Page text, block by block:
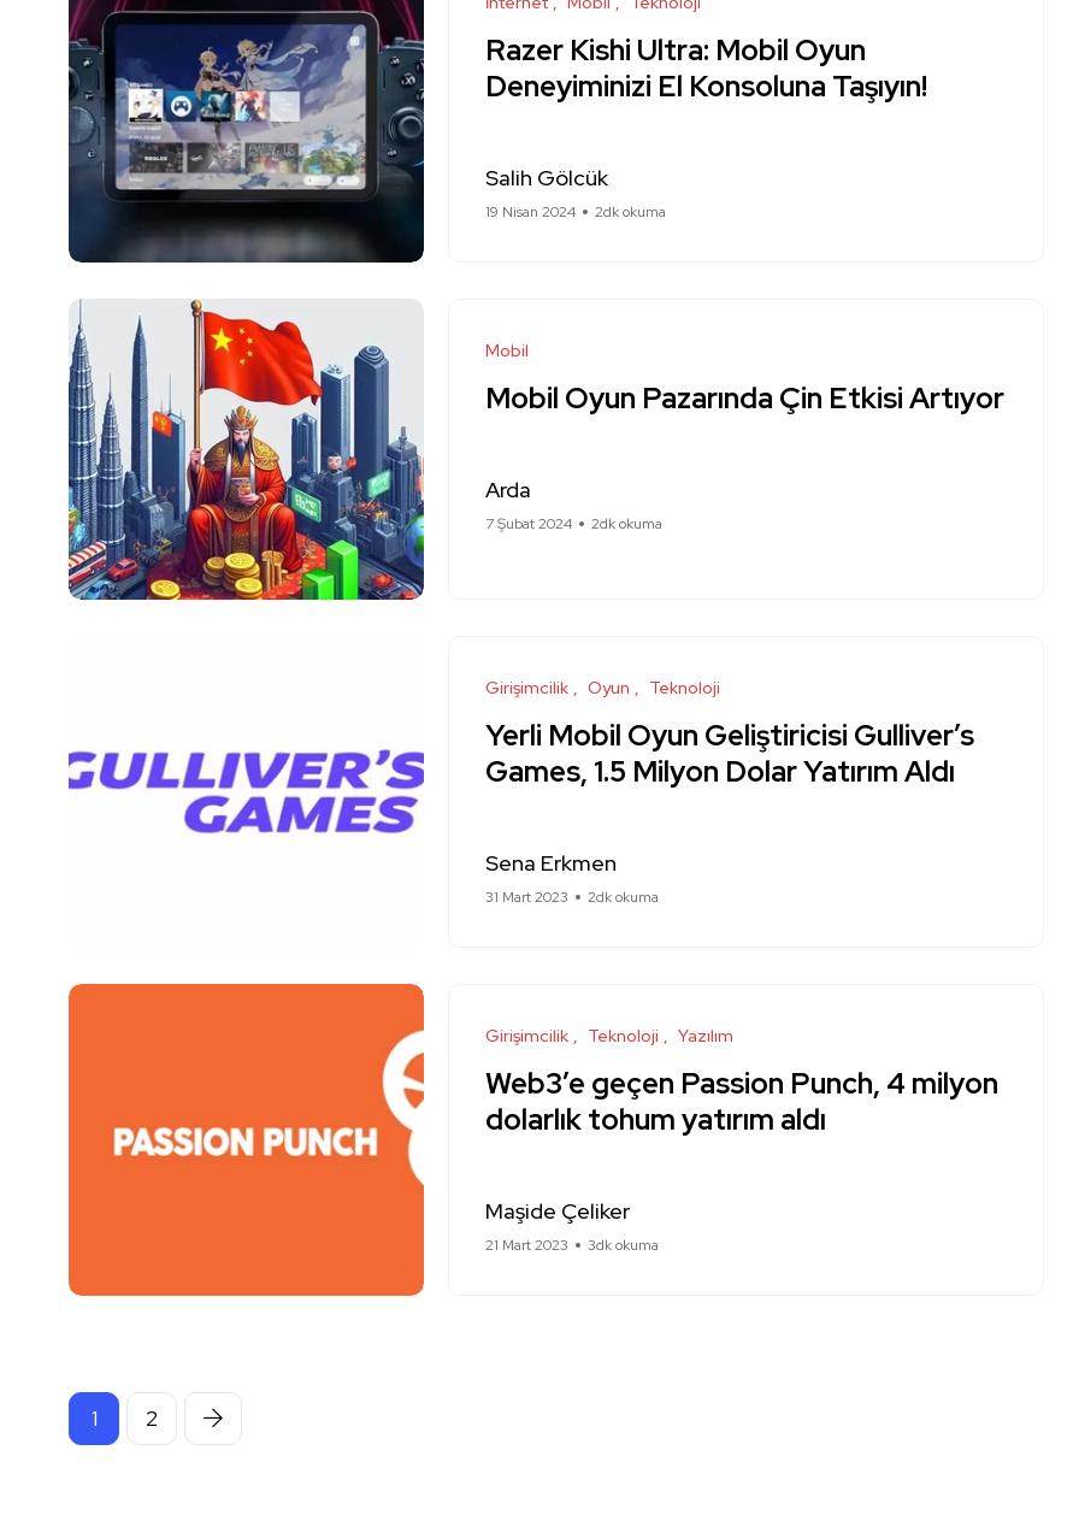
Razer Kishi Ultra: Mobil Oyun
Deneyiminizi El Konsoluna Taşıyın!
Salih Gölcük
19 Nisan 2024 2dk okuma
Mobil
Mobil Oyun Pazarında Çin Etkisi Artıyor
Arda
7 Şubat 2024 2dk okuma
Girişimcilik Oyun Teknoloji
Yerli Mobil Oyun Geliştiricisi Gulliver’s
Games, 1.5 Milyon Dolar Yatırım Aldı
Sena Erkmen
31 Mart 2023 2dk okuma
Girişimcilik Teknoloji Yazılım
Web3’e geçen Passion Punch, 4 milyon
dolarlık tohum yatırım aldı
Maşide Çeliker
21 Mart 2023 3dk okuma
1 2